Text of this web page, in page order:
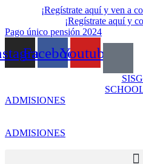
content
¡Regístrate aquí y ven a
¡Regístrate aquí y
Pago único pensión 2024
FacebookYoutube
ADMISIONES
ADMISIONES